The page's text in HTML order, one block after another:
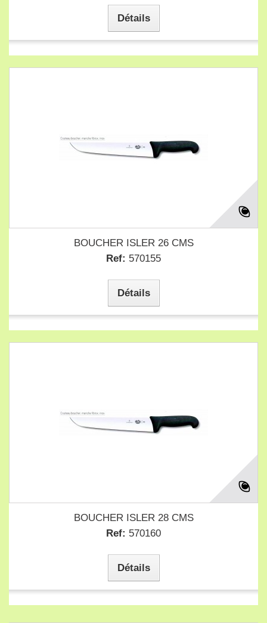
Détails
BOUCHER ISLER 26 CMS
Ref: 570155
Détails
BOUCHER ISLER 28 CMS
Ref: 570160
Détails